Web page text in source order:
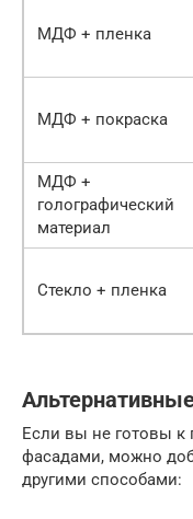
МДФ + пленка
МДФ + покраска
МДФ +
голографический
материал
Стекло + пленка
Если вы не готовы
фасадами, можно
другими способами: